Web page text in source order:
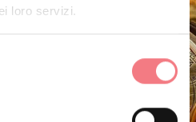
loro servizi.